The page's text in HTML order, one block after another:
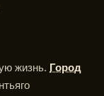
жизнь. Город